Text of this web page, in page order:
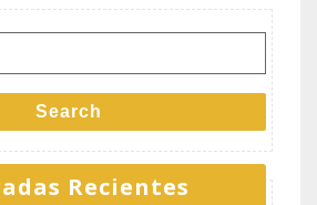
Search
Recientes